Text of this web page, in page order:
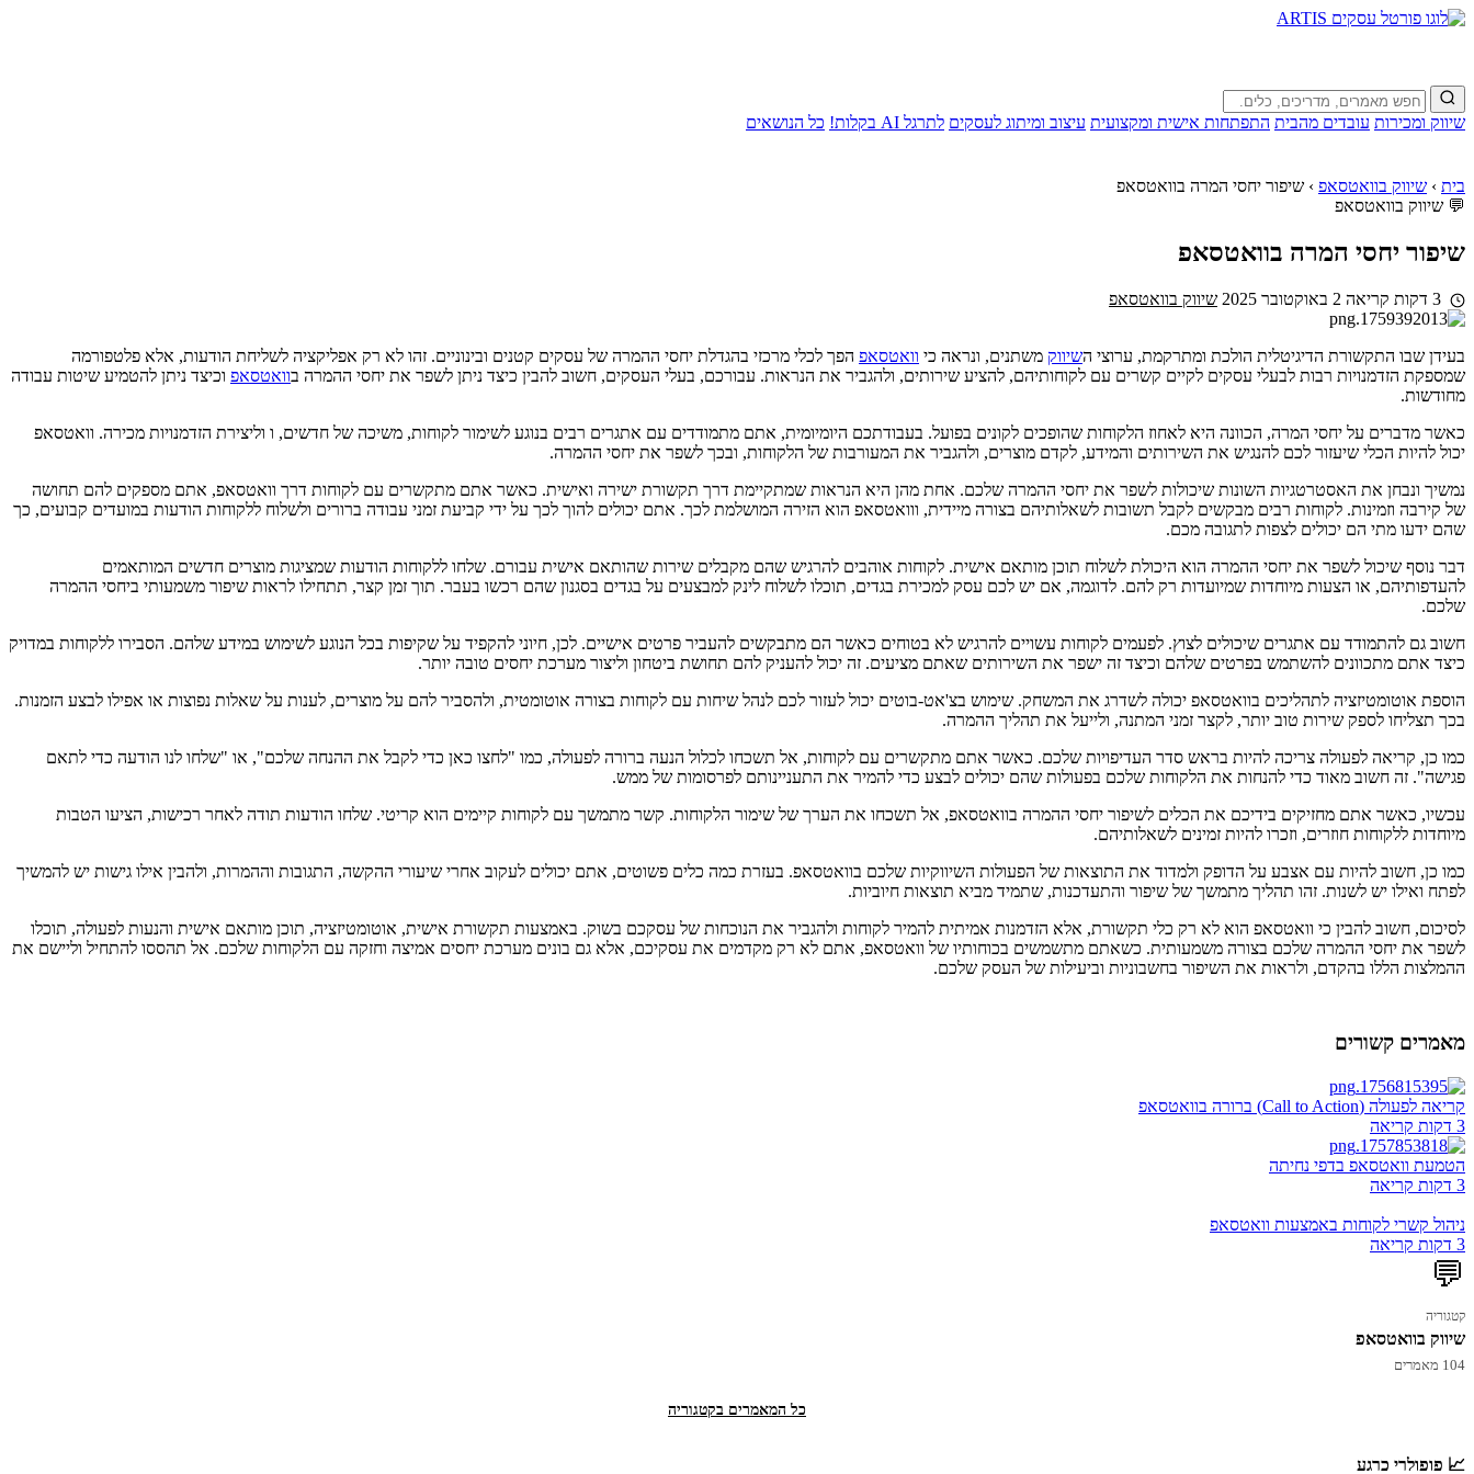
שיווק ומכירות עובדים מהבית התפתחות אישית ומקצועית עיצוב ומיתוג לעסקים לתרגל AI בקלות! כל הנושאים
בית › שיווק בוואטסאפ › שיפור יחסי המרה בוואטסאפ
💬 שיווק בוואטסאפ
שיפור יחסי המרה בוואטסאפ
2 באוקטובר 2025 שיווק בוואטסאפ
בעידן שבו התקשורת הדיגיטלית הולכת ומתרקמת, ערוצי השיווק משתנים, ונראה כי וואטסאפ הפך לכלי מרכזי בהגדלת יחסי ההמרה של עסקים קטנים ובינוניים. זהו לא רק אפליקציה לשליחת הודעות, אלא פלטפורמה
שמספקת הזדמנויות רבות לבעלי עסקים לקיים קשרים עם לקוחותיהם, להציע שירותים, ולהגביר את הנראות. עבורכם, בעלי העסקים, חשוב להבין כיצד ניתן לשפר את יחסי ההמרה בוואטסאפ וכיצד ניתן להטמיע שיטות עבודה
מחודשות.
כאשר מדברים על יחסי המרה, הכוונה היא לאחוז הלקוחות שהופכים לקונים בפועל. בעבודתכם היומיומית, אתם מתמודדים עם אתגרים רבים בנוגע לשימור לקוחות, משיכה של חדשים, ו וליצירת הזדמנויות מכירה. וואטסאפ
יכול להיות הכלי שיעזור לכם להנגיש את השירותים והמידע, לקדם מוצרים, ולהגביר את המעורבות של הלקוחות, ובכך לשפר את יחסי ההמרה.
נמשיך ונבחן את האסטרטגיות השונות שיכולות לשפר את יחסי ההמרה שלכם. אחת מהן היא הנראות שמתקיימת דרך תקשורת ישירה ואישית. כאשר אתם מתקשרים עם לקוחות דרך וואטסאפ, אתם מספקים להם תחושה
של קירבה וזמינות. לקוחות רבים מבקשים לקבל תשובות לשאלותיהם בצורה מיידית, ווואטסאפ הוא הזירה המושלמת לכך. אתם יכולים להוך לכך על ידי קביעת זמני עבודה ברורים ולשלוח ללקוחות הודעות במועדים קבועים, כך
שהם ידעו מתי הם יכולים לצפות לתגובה מכם.
דבר נוסף שיכול לשפר את יחסי ההמרה הוא היכולת לשלוח תוכן מותאם אישית. לקוחות אוהבים להרגיש שהם מקבלים שירות שהותאם אישית עבורם. שלחו ללקוחות הודעות שמציגות מוצרים חדשים המותאמים
להעדפותיהם, או הצעות מיוחדות שמיועדות רק להם. לדוגמה, אם יש לכם עסק למכירת בגדים, תוכלו לשלוח לינק למבצעים על בגדים בסגנון שהם רכשו בעבר. תוך זמן קצר, תתחילו לראות שיפור משמעותי ביחסי ההמרה
שלכם.
חשוב גם להתמודד עם אתגרים שיכולים לצוץ. לפעמים לקוחות עשויים להרגיש לא בטוחים כאשר הם מתבקשים להעביר פרטים אישיים. לכן, חיוני להקפיד על שקיפות בכל הנוגע לשימוש במידע שלהם. הסבירו ללקוחות במדויק
כיצד אתם מתכוונים להשתמש בפרטים שלהם וכיצד זה ישפר את השירותים שאתם מציעים. זה יכול להעניק להם תחושת ביטחון וליצור מערכת יחסים טובה יותר.
הוספת אוטומטיזציה לתהליכים בוואטסאפ יכולה לשדרג את המשחק. שימוש בצ'אט-בוטים יכול לעזור לכם לנהל שיחות עם לקוחות בצורה אוטומטית, ולהסביר להם על מוצרים, לענות על שאלות נפוצות או אפילו לבצע הזמנות.
בכך תצליחו לספק שירות טוב יותר, לקצר זמני המתנה, ולייעל את תהליך ההמרה.
כמו כן, קריאה לפעולה צריכה להיות בראש סדר העדיפויות שלכם. כאשר אתם מתקשרים עם לקוחות, אל תשכחו לכלול הנעה ברורה לפעולה, כמו "לחצו כאן כדי לקבל את ההנחה שלכם", או "שלחו לנו הודעה כדי לתאם
פגישה". זה חשוב מאוד כדי להנחות את הלקוחות שלכם בפעולות שהם יכולים לבצע כדי להמיר את התעניינותם לפרסומות של ממש.
עכשיו, כאשר אתם מחזיקים בידיכם את הכלים לשיפור יחסי ההמרה בוואטסאפ, אל תשכחו את הערך של שימור הלקוחות. קשר מתמשך עם לקוחות קיימים הוא קריטי. שלחו הודעות תודה לאחר רכישות, הציעו הטבות
מיוחדות ללקוחות חוזרים, וזכרו להיות זמינים לשאלותיהם.
כמו כן, חשוב להיות עם אצבע על הדופק ולמדוד את התוצאות של הפעולות השיווקיות שלכם בוואטסאפ. בעזרת כמה כלים פשוטים, אתם יכולים לעקוב אחרי שיעורי ההקשה, התגובות וההמרות, ולהבין אילו גישות יש להמשיך
לפתח ואילו יש לשנות. זהו תהליך מתמשך של שיפור והתעדכנות, שתמיד מביא תוצאות חיוביות.
לסיכום, חשוב להבין כי וואטסאפ הוא לא רק כלי תקשורת, אלא הזדמנות אמיתית להמיר לקוחות ולהגביר את הנוכחות של עסקכם בשוק. באמצעות תקשורת אישית, אוטומטיזציה, תוכן מותאם אישית והנעות לפעולה, תוכלו
לשפר את יחסי ההמרה שלכם בצורה משמעותית. כשאתם מתשמשים בכוחותיו של וואטסאפ, אתם לא רק מקדמים את עסקיכם, אלא גם בונים מערכת יחסים אמיצה וחזקה עם הלקוחות שלכם. אל תהססו להתחיל וליישם את
ההמלצות הללו בהקדם, ולראות את השיפור בחשבוניות וביעילות של העסק שלכם.
מאמרים קשורים
קריאה לפעולה (Call to Action) ברורה בוואטסאפ
3 דקות קריאה
הטמעת וואטסאפ בדפי נחיתה
3 דקות קריאה
ניהול קשרי לקוחות באמצעות וואטסאפ
3 דקות קריאה
💬
קטגוריה
שיווק בוואטסאפ
104 מאמרים
כל המאמרים בקטגוריה
📈 פופולרי כרגע